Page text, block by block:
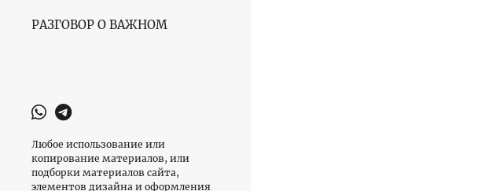
РАЗГОВОР О ВАЖНОМ
Любое использование или
копирование материалов, или
подборки материалов сайта,
элементов дизайна и оформления